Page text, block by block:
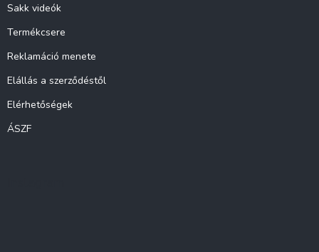
Sakk videók
Termékcsere
Reklamáció menete
Elállás a szerződéstől
Elérhetőségek
ÁSZF